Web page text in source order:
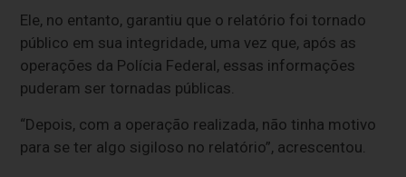
Ele, no entanto, garantiu que o relatório foi tornado
público em sua integridade, uma vez que, após as
operações da Polícia Federal, essas informações
puderam ser tornadas públicas.
“Depois, com a operação realizada, não tinha motivo
para se ter algo sigiloso no relatório”, acrescentou.